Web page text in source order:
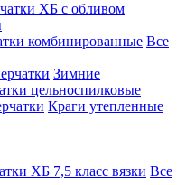
ХБ с обливом
комбинированные Все
Зимние
цельноспилковые
Краги утепленные
ХБ 7,5 класс вязки Все